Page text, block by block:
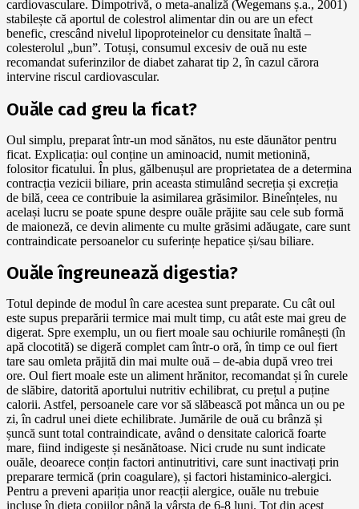
cardiovasculare. Dimpotrivă, o meta-analiză (Wegemans ș.a., 2001)
stabilește că aportul de colestrol alimentar din ou are un efect
benefic, crescând nivelul lipoproteinelor cu densitate înaltă –
colesterolul „bun”. Totuși, consumul excesiv de ouă nu este
recomandat suferinzilor de diabet zaharat tip 2, în cazul cărora
intervine riscul cardiovascular.
Ouăle cad greu la ficat?
Oul simplu, preparat într-un mod sănătos, nu este dăunător pentru
ficat. Explicația: oul conține un aminoacid, numit metionină,
folositor ficatului. În plus, gălbenușul are proprietatea de a determina
contracția vezicii biliare, prin aceasta stimulând secreția și excreția
de bilă, ceea ce contribuie la asimilarea grăsimilor. Bineînțeles, nu
același lucru se poate spune despre ouăle prăjite sau cele sub formă
de maioneză, ce devin alimente cu multe grăsimi adăugate, care sunt
contraindicate persoanelor cu suferințe hepatice și/sau biliare.
Ouăle îngreunează digestia?
Totul depinde de modul în care acestea sunt preparate. Cu cât oul
este supus preparării termice mai mult timp, cu atât este mai greu de
digerat. Spre exemplu, un ou fiert moale sau ochiurile românești (în
apă clocotită) se digeră complet cam într-o oră, în timp ce oul fiert
tare sau omleta prăjită din mai multe ouă – de-abia după vreo trei
ore. Oul fiert moale este un aliment hrănitor, recomandat și în curele
de slăbire, datorită aportului nutritiv echilibrat, cu prețul a puține
calorii. Astfel, persoanele care vor să slăbească pot mânca un ou pe
zi, în cadrul unei diete echilibrate. Jumările de ouă cu brânză și
șuncă sunt total contraindicate, având o densitate calorică foarte
mare, fiind indigeste și nesănătoase. Nici crude nu sunt indicate
ouăle, deoarece conțin factori antinutritivi, care sunt inactivați prin
preparare termică (prin coagulare), și factori histaminico-alergici.
Pentru a preveni apariția unor reacții alergice, ouăle nu trebuie
incluse în dieta copiilor până la vârsta de 6-8 luni. Tot din acest